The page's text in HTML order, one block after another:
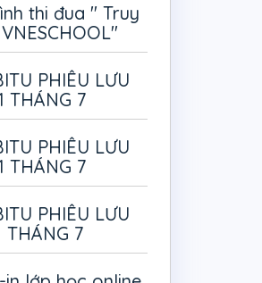
thi đua " Truy
PHIÊU LƯU
THÁNG 7
PHIÊU LƯU
THÁNG 7
PHIÊU LƯU
THÁNG 7